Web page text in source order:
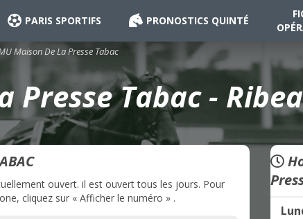
PARIS SPORTIFS PRONOSTICS QUINTÉ
Maison De La Presse Tabac
Presse Tabac -
ouvert. il est ouvert tous les jours. Pour
cliquez sur « Afficher le numéro » .